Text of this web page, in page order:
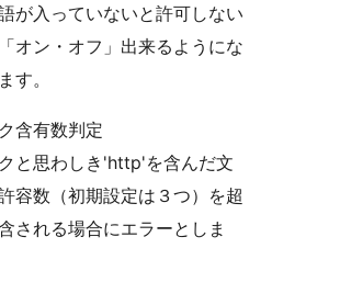
が入っていないと許可しない
オン・オフ」出来るようにな
す。
含有数判定
と思わしき'http'を含んだ文
容数（初期設定は３つ）を超
される場合にエラーとしま